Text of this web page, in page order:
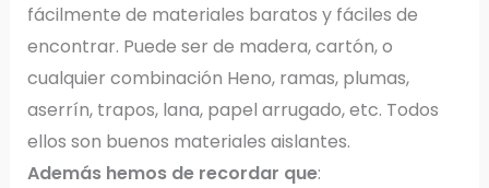
fácilmente de materiales baratos y fáciles de
encontrar. Puede ser de madera, cartón, o
cualquier combinación Heno, ramas, plumas,
aserrín, trapos, lana, papel arrugado, etc. Todos
ellos son buenos materiales aislantes.
Además hemos de recordar que: